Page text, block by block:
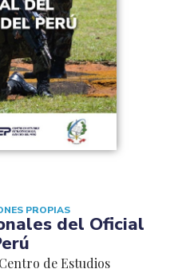
PROPIAS
del Oficial
de Estudios